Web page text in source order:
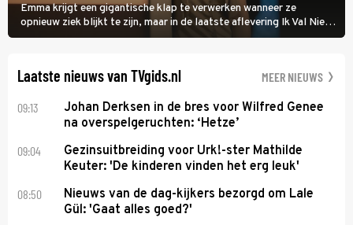
Emma krijgt een gigantische klap te verwerken wanneer ze
opnieuw ziek blijkt te zijn, maar in de laatste aflevering Ik Val Niet,
Ik Dans laat ze zien dat ze niet van plan is op te geven, zelfs als ze
Laatste nieuws van TVgids.nl MEER NIEUWS
09:13
Johan Derksen in de bres voor Wilfred Genee
na overspelgeruchten: ‘Hetze’
09:04
Gezinsuitbreiding voor Urk!-ster Mathilde
Keuter: 'De kinderen vinden het erg leuk'
08:50
Nieuws van de dag-kijkers bezorgd om Lale
Gül: 'Gaat alles goed?'